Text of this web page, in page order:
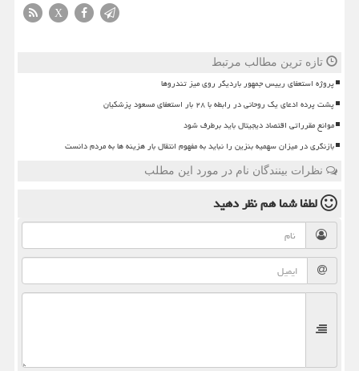
X
تازه ترین مطالب مرتبط
پروژه استعفای رییس جمهور باردیگر روی میز تندروها
پشت پرده ادعای یک روحانی در رابطه با ۲۸ بار استعفای مسعود پزشکیان
موانع مقرراتی اقتصاد دیجیتال باید برطرف شود
بازنگری در میزان سهمیه بنزین را نباید به مفهوم انتقال بار هزینه ها به مردم دانست
نظرات بینندگان نام در مورد این مطلب
لطفا شما همنظر دهید